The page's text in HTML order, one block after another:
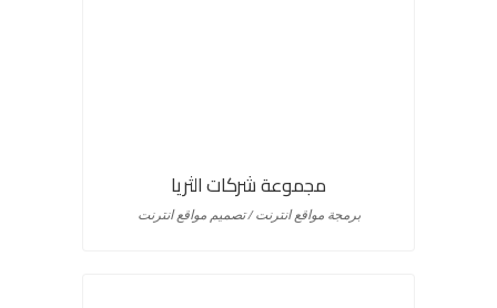
مجموعة شركات الثريا
برمجة مواقع انترنت / تصميم مواقع انترنت